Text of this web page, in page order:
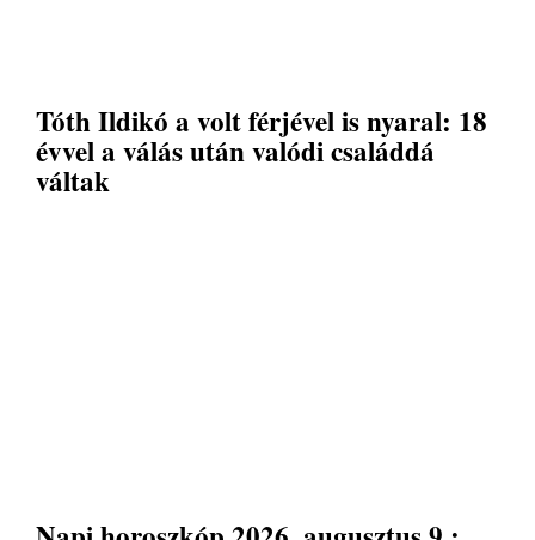
Tóth Ildikó a volt férjével is nyaral: 18
évvel a válás után valódi családdá
váltak